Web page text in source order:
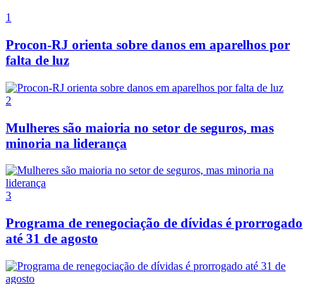
1
Procon-RJ orienta sobre danos em aparelhos por
falta de luz
2
Mulheres são maioria no setor de seguros, mas
minoria na liderança
3
Programa de renegociação de dívidas é prorrogado
até 31 de agosto